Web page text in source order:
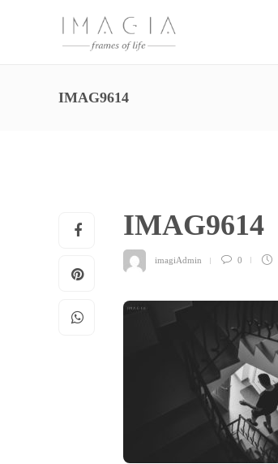
IMAG9614
IMAG9614
imagiAdmin 0